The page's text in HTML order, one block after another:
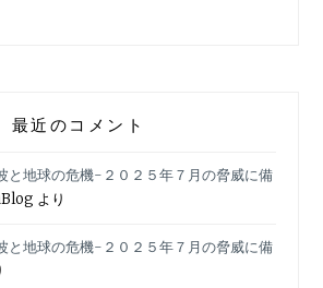
最近のコメント
と地球の危機-２０２５年７月の脅威に備
より
と地球の危機-２０２５年７月の脅威に備